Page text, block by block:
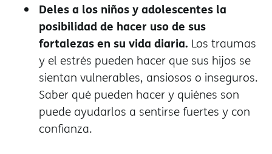
Deles a los niños y adolescentes la
posibilidad de hacer uso de sus
fortalezas en su vida diaria. Los traumas
y el estrés pueden hacer que sus hijos se
sientan vulnerables, ansiosos o inseguros.
Saber qué pueden hacer y quiénes son
puede ayudarlos a sentirse fuertes y con
confianza.